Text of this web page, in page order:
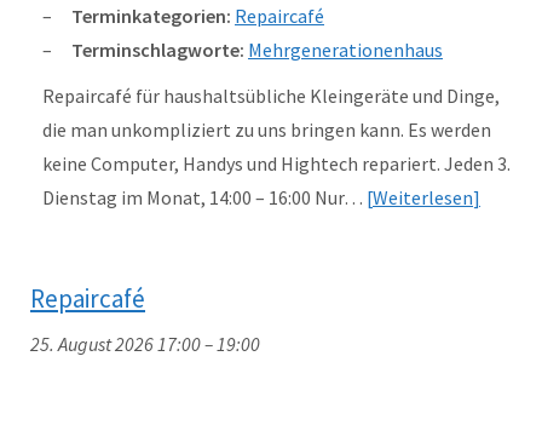
Terminkategorien: Repaircafé
Terminschlagworte: Mehrgenerationenhaus
Repaircafé für haushaltsübliche Kleingeräte und Dinge,
die man unkompliziert zu uns bringen kann. Es werden
keine Computer, Handys und Hightech repariert. Jeden 3.
Dienstag im Monat, 14:00 – 16:00 Nur… Weiterlesen
Repaircafé
25. August 2026 17:00–19:00